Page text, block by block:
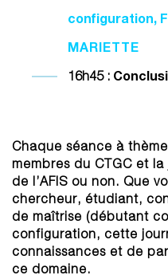
configuration,
MARIETTE
16h45 :
Chaque séance à
membres du CTGC et
de l’AFIS ou non. Que
chercheur, étudiant,
de maîtrise (débutant
configuration, cette
connaissances et de
ce domaine.